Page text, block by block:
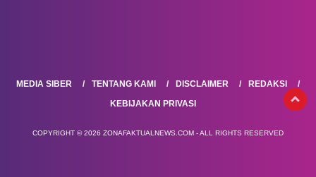
MEDIA SIBER TENTANG KAMI DISCLAIMER
REDAKSI
KEBIJAKAN PRIVASI
COPYRIGHT © 2026 ZONAFAKTUALNEWS.COM - ALL RIGHTS RESERVED